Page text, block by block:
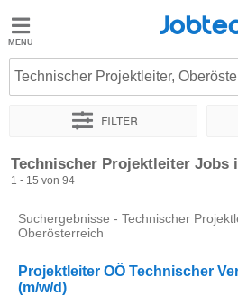
Jobted
Jobs
Technischer Projektleiter,
Filter
Sortieren nach Unternehmen
Technischer Projektleiter Jobs
1 - 15 von 94
Suchergebnisse - Technischer
Oberösterreich
Projektleiter OÖ Technischer
(m/w/d)